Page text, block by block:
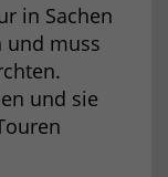
in Sachen
und muss
und sie